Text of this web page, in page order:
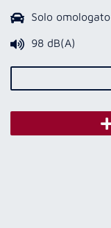
Solo omologato
98 dB(A)